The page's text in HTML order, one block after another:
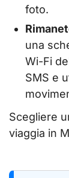
foto.
una
Wi-Fi
SMS e
Scegliere
viaggia in